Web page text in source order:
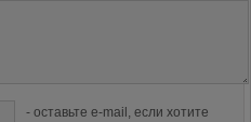
- оставьте e-mail, если хотите